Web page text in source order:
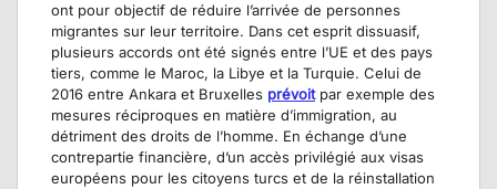
ont pour objectif de réduire l’arrivée de personnes
migrantes sur leur territoire. Dans cet esprit dissuasif,
plusieurs accords ont été signés entre l’UE et des pays
tiers, comme le Maroc, la Libye et la Turquie. Celui de
2016 entre Ankara et Bruxelles prévoitpar exemple des
mesures réciproques en matière d’immigration, au
détriment des droits de l’homme. En échange d’une
contrepartie financière, d’un accès privilégié aux visas
européens pour les citoyens turcs et de la réinstallation